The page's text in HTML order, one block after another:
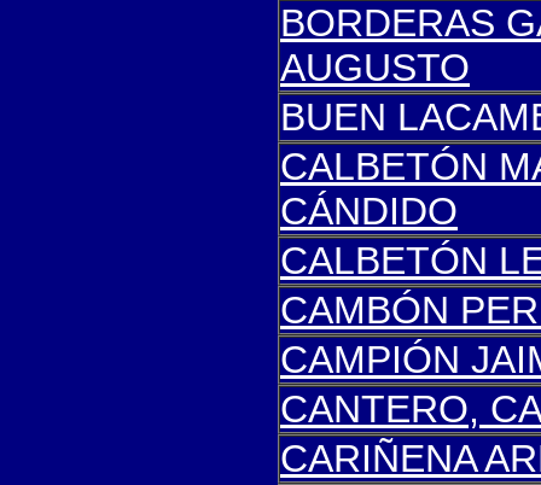
BORDERAS
AUGUSTO
BUEN
CALBETÓN
CÁNDIDO
CALBETÓN
CAMBÓN
CAMPIÓN
CANTERO,
CARIÑENA